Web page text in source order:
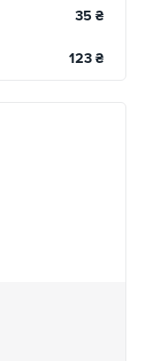
35 ₴
123 ₴